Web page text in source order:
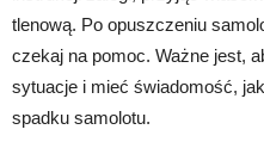
tlenową. Po opuszczeniu
czekaj na pomoc. Ważne jest,
sytuacje i mieć świadomość,
spadku samolotu.